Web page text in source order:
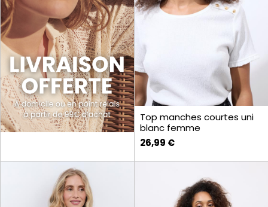
Top manches courtes uni
blanc femme
26,99 €